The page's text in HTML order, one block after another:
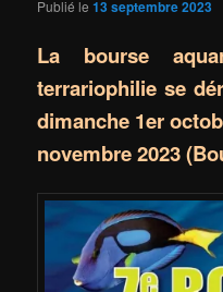
Publié le13 septembre 2023
La bourse
terrariophilie se
dimanche 1er
novembre 2023